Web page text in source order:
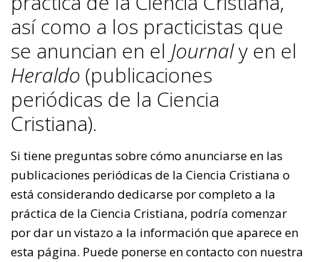
así como a los practicistas que
se anuncian en el Journaly en el
Heraldo (publicaciones
periódicas de la Ciencia
Cristiana).
Si tiene preguntas sobre cómo anunciarse en las
publicaciones periódicas de la Ciencia Cristiana o
está considerando dedicarse por completo a la
práctica de la Ciencia Cristiana, podría comenzar
por dar un vistazo a la información que aparece en
esta página. Puede ponerse en contacto con nuestra